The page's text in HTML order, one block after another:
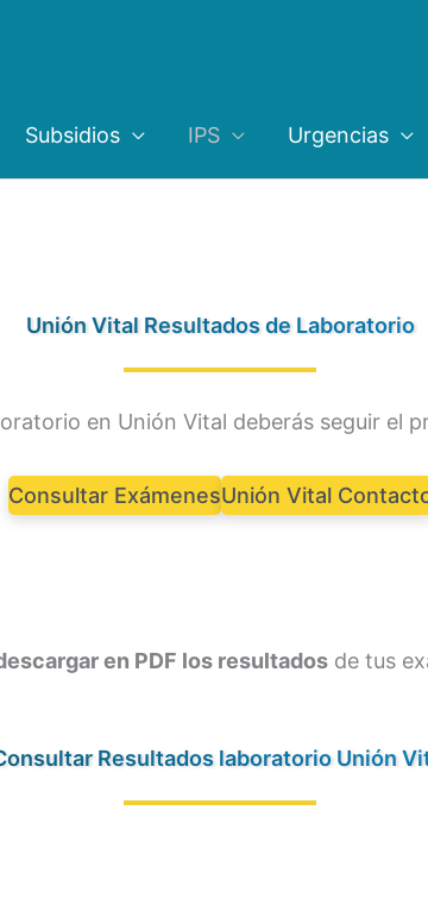
Subsidios IPS Urgencias
Unión Vital Resultados de Laboratorio
en Unión Vital deberás seguir el
Consultar ExámenesUnión Vital
en PDF los resultados de tus
Resultados laboratorio Unión